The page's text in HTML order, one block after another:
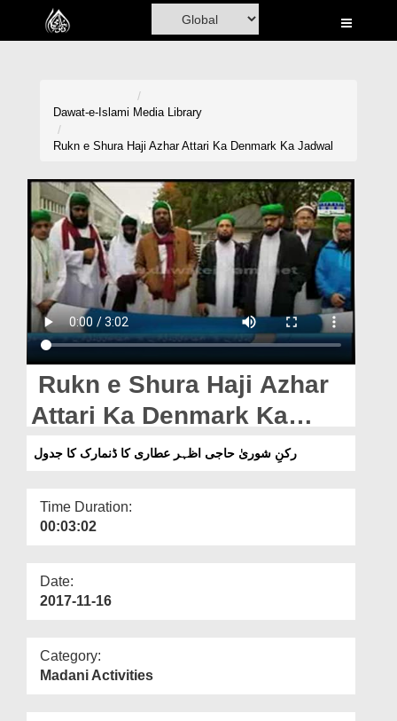
Home
Volunteer Portal
Rohani Ilaj
Donation
Blog
Magazine
Dawat-e-Islami Media Library
Rukn e Shura Haji Azhar Attari Ka Denmark Ka Jadwal
Rukn e Shura Haji Azhar
Attari Ka Denmark Ka
Jadwal
رکنِ شوریٰ حاجی اظہر عطاری کا ڈنمارک کا جدول
Time Duration:
00:03:02
Date:
2017-11-16
Category:
Madani Activities